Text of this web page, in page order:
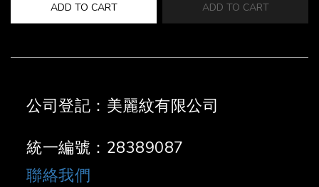
ADD TO CART ADD TO CART
公司登記：美麗紋有限公司
統一編號：28389087
聯絡我們